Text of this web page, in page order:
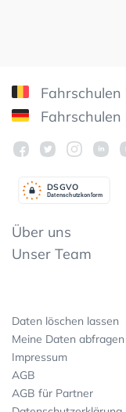
Fahrschulen
Datenschutzkonform
DSGVO
Über uns
Unser Team
Daten löschen lassen
Meine Daten abfragen
Impressum
AGB
AGB für Partner